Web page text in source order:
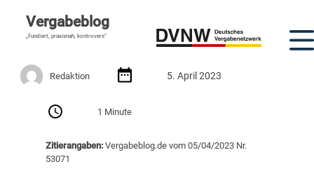
Vergabeblog
„Fundiert, praxisnah, kontrovers“
Redaktion 5. April 2023
1 Minute
Zitierangaben:Vergabeblog.de vom 05/04/2023 Nr.
53071